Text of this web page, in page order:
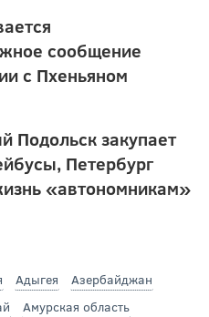
сообщение
с Пхеньяном
Подольск закупает
Петербург
«автономникам»
Адыгея
Азербайджан
Амурская область